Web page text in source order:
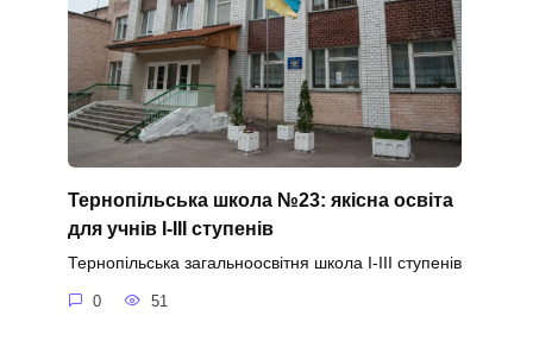
Тернопільська школа №23: якісна освіта
для учнів І-ІІІ ступенів
Тернопільська загальноосвітня школа І-ІІІ ступенів
0 51